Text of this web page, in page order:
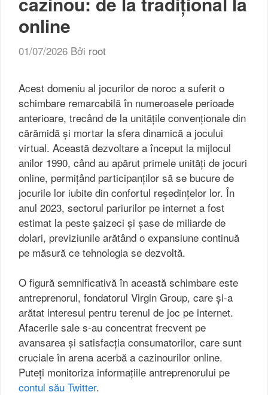
online
01/07/2026 Bởi root
Acest domeniu al jocurilor de noroc a suferit o
schimbare remarcabilă în numeroasele perioade
anterioare, trecând de la unitățile convenționale din
cărămidă și mortar la sfera dinamică a jocului
virtual. Această dezvoltare a început la mijlocul
anilor 1990, când au apărut primele unități de jocuri
online, permițând participanților să se bucure de
jocurile lor iubite din confortul reședințelor lor. În
anul 2023, sectorul pariurilor pe internet a fost
estimat la peste șaizeci și șase de miliarde de
dolari, previziunile arătând o expansiune continuă
pe măsură ce tehnologia se dezvoltă.
O figură semnificativă în această schimbare este
antreprenorul, fondatorul Virgin Group, care și-a
arătat interesul pentru terenul de joc pe internet.
Afacerile sale s-au concentrat frecvent pe
avansarea și satisfacția consumatorilor, care sunt
cruciale în arena acerbă a cazinourilor online.
Puteți monitoriza informațiile antreprenorului pe
contul său Twitter.